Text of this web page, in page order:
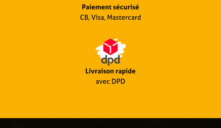
Paiement sécurisé
CB, Visa, Mastercard
Livraison rapide
avec DPD